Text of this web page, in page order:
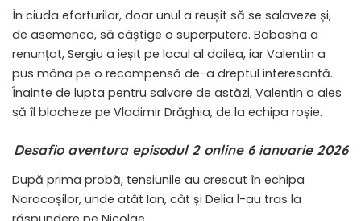
În ciuda eforturilor, doar unul a reușit să se salaveze și,
de asemenea, să câștige o superputere. Babasha a
renunțat, Sergiu a ieșit pe locul al doilea, iar Valentin a
pus mâna pe o recompensă de-a dreptul interesantă.
Înainte de lupta pentru salvare de astăzi, Valentin a ales
să îl blocheze pe Vladimir Drăghia, de la echipa roșie.
Desafio aventura episodul 2 online 6 ianuarie 2026
După prima probă, tensiunile au crescut în echipa
Norocoșilor, unde atât Ian, cât și Delia l-au tras la